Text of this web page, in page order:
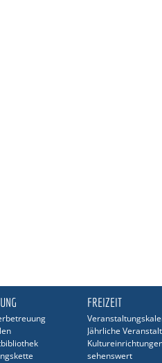
FREIZEIT
Jährliche
sehenswert